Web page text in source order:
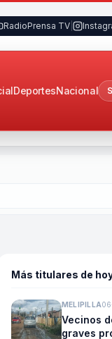
RadioPrensa TV
DeportesNacional
Más titulares de
MELIPILLA
Vecinos
graves